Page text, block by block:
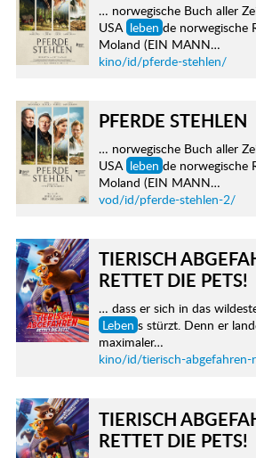
… norwegische Buch aller
USA leben de norwegische
Moland (EIN MANN…
kino/id/pferde-stehlen/
PFERDE STEHLEN
… norwegische Buch aller
USA leben de norwegische
Moland (EIN MANN…
vod/id/pferde-stehlen-2/
TIERISCH
RETTET DIE PETS!
… dass er sich in das
Leben s stürzt. Denn er
maximaler…
kino/id/tierisch-
TIERISCH
RETTET DIE PETS!